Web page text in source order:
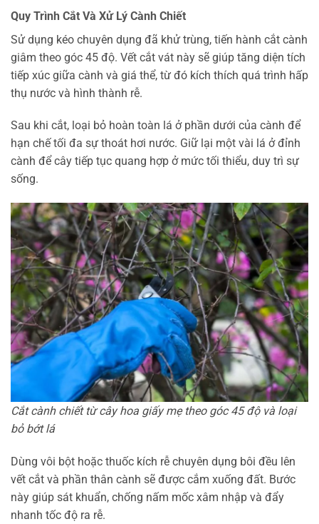
Quy Trình Cắt Và Xử Lý Cành Chiết
Sử dụng kéo chuyên dụng đã khử trùng, tiến hành cắt cành
giâm theo góc 45 độ. Vết cắt vát này sẽ giúp tăng diện tích
tiếp xúc giữa cành và giá thể, từ đó kích thích quá trình hấp
thụ nước và hình thành rễ.
Sau khi cắt, loại bỏ hoàn toàn lá ở phần dưới của cành để
hạn chế tối đa sự thoát hơi nước. Giữ lại một vài lá ở đỉnh
cành để cây tiếp tục quang hợp ở mức tối thiểu, duy trì sự
sống.
Cắt cành chiết từ cây hoa giấy mẹ theo góc 45 độ và loại
bỏ bớt lá
Dùng vôi bột hoặc thuốc kích rễ chuyên dụng bôi đều lên
vết cắt và phần thân cành sẽ được cắm xuống đất. Bước
này giúp sát khuẩn, chống nấm mốc xâm nhập và đẩy
nhanh tốc độ ra rễ.